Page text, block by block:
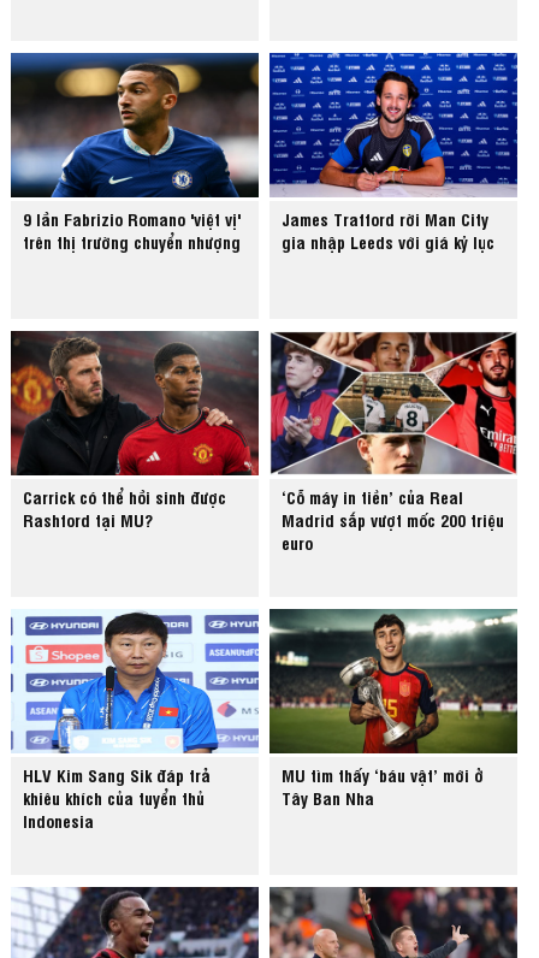
9 lần Fabrizio Romano 'việt vị'
trên thị trường chuyển nhượng
James Trafford rời Man City
gia nhập Leeds với giá kỷ lục
Carrick có thể hồi sinh được
Rashford tại MU?
‘Cỗ máy in tiền’ của Real
Madrid sắp vượt mốc 200 triệu
euro
HLV Kim Sang Sik đáp trả
khiêu khích của tuyển thủ
Indonesia
MU tìm thấy ‘báu vật’ mới ở
Tây Ban Nha